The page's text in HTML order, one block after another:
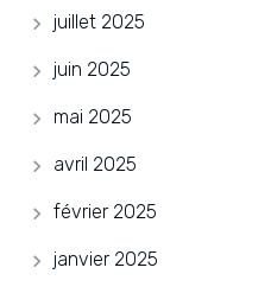
juillet 2025
juin 2025
mai 2025
avril 2025
février 2025
janvier 2025